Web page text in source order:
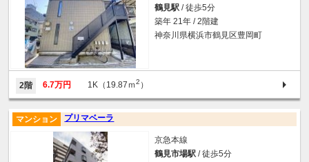
鶴見駅 / 徒歩5分
築年 21年 / 2階建
神奈川県横浜市鶴見区豊岡町
2階 6.7万円 1K（19.87ｍ2 ）
プリマベーラ
マンション
京急本線
鶴見市場駅 / 徒歩5分